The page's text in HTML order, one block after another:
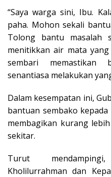
“Saya warga sini, Ibu.
paha. Mohon sekali
Tolong bantu masalah
menitikkan air mata
sembari memastikan
senantiasa melakukan
Dalam kesempatan ini,
bantuan sembako
membagikan kurang
sekitar.
Turut
Kholilurrahman dan